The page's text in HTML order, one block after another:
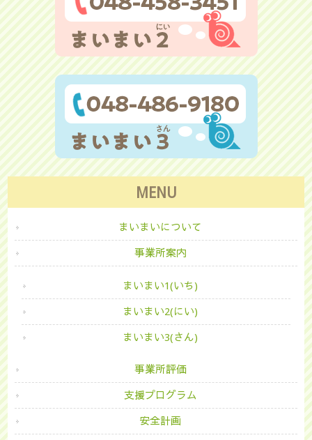
MENU
まいまいについて
事業所案内
まいまい1(いち)
まいまい2(にい)
まいまい3(さん)
事業所評価
支援プログラム
安全計画